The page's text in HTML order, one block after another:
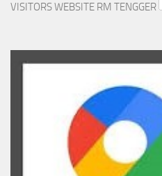
VISITORS WEBSITE RM TENGGER